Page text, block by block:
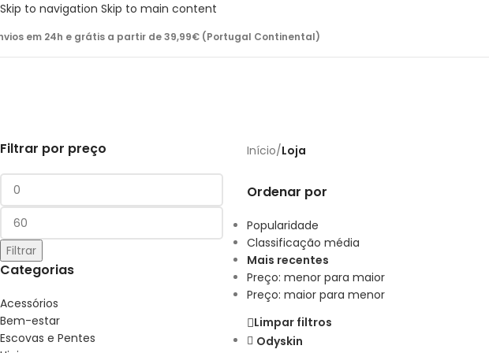
Skip to navigation Skip to main content
em 24h e grátis a partir de 39,99€ (Portugal Continental)
Filtrar por preço
Filtrar
Categorias
Acessórios
Bem-estar
Escovas e Pentes
Início/Loja
Ordenar por
Popularidade
Classificação média
Mais recentes
Preço: menor para maior
Preço: maior para menor
Limpar filtros
Odyskin